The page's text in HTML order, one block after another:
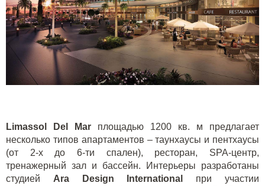
Limassol Del Mar
площадью 1200 кв. м предлагает
несколько типов апартаментов – таунхаусы и пентхаусы
(от 2-х до 6-ти спален), ресторан, SPA-центр,
тренажерный зал и бассейн. Интерьеры разработаны
студией Ara Design International
при участии